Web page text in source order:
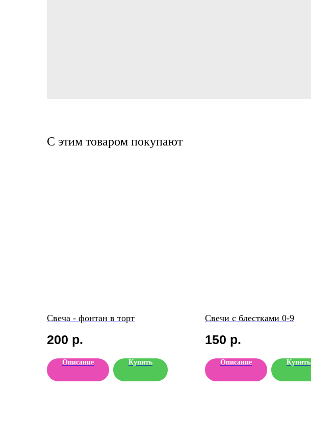
С этим товаром покупают
Свеча - фонтан в торт
200 р.
Описание Купить
Свечи с блестками 0-9
150 р.
Описание Купить